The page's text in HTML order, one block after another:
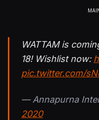
WATTAM is
18! Wishlist now:
pic.twitter.com/
— Annapurna
2020